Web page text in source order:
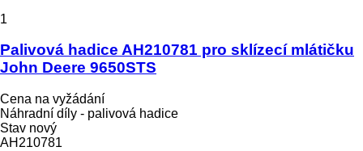
1
Palivová hadice AH210781 pro sklízecí mlátičku
John Deere 9650STS
Cena na vyžádání
Náhradní díly - palivová hadice
Stav nový
AH210781